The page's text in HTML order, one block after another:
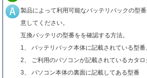
製品によって利用可能なバッテリパックの型
意してください。
互換バッテリの型番をを確認する方法。
1、 バッテリパック本体に記載されている型番
2、 ご利用のパソコンが記載されているカタロ
3、 パソコン本体の裏面に記載してある型番